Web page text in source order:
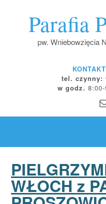
Parafia
pw. Wniebowzięcia
tel. czynny:
w godz.
WŁOCH z